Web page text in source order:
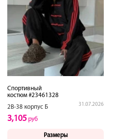
Спортивный
костюм #23461328
2В-38 корпус Б
31.07.2026
3,105 руб
Размеры